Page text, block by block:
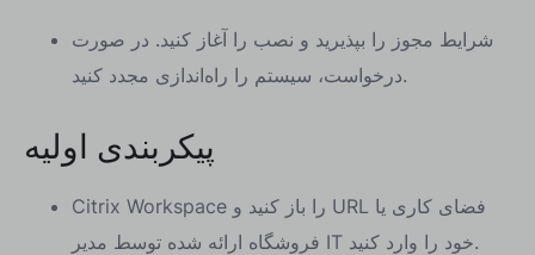
شرایط مجوز را بپذیرید و نصب را آغاز کنید. در صورت
درخواست، سیستم را راه‌اندازی مجدد کنید.
پیکربندی اولیه
Citrix Workspace را باز کنید و URL فضای کاری یا
فروشگاه ارائه شده توسط مدیر IT خود را وارد کنید.